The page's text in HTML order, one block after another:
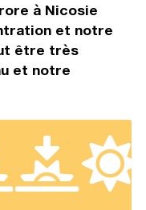
à Nicosie
et notre
être très
et notre